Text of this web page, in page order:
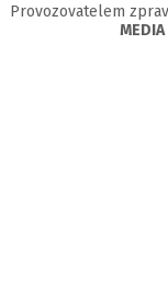
Provozovatelem